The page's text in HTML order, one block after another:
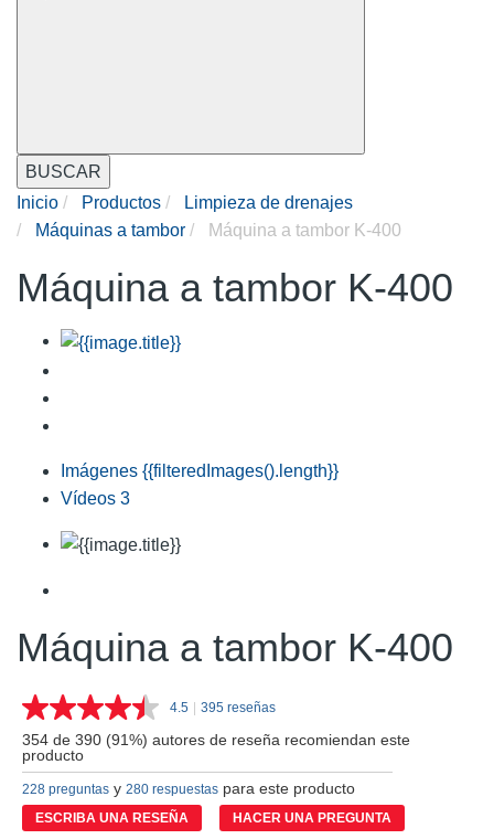
BUSCAR
Inicio
Productos
Limpieza de drenajes
Máquinas a tambor
Máquina a tambor K-400
Máquina a tambor K-400
Imágenes {{filteredImages().length}}
Vídeos 3
Máquina a tambor K-400
4.5 Lea
395
reseñas.
Enlace
en
la
misma
| 395 reseñas
354 de 390 (91%) autores de reseña recomiendan este
producto
228 preguntas y 280 respuestas para este producto
ESCRIBA UNA RESEÑA HACER UNA PREGUNTA